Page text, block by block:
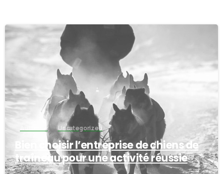
Automne Uncategorized
Bien choisir l’entreprise de chiens de
traîneau pour une activité réussie